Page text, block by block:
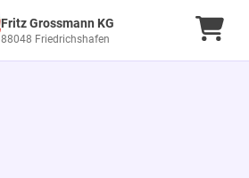
Fritz Grossmann KG
88048 Friedrichshafen